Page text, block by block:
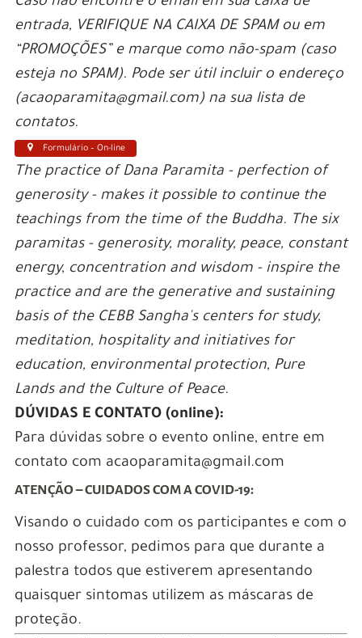
entrada, VERIFIQUE NA CAIXA DE SPAM ou em
“PROMOÇÕES” e marque como não-spam (caso
esteja no SPAM). Pode ser útil incluir o endereço
(acaoparamita@gmail.com) na sua lista de
contatos.
Formulário – On-line
The practice of Dana Paramita - perfection of
generosity - makes it possible to continue the
teachings from the time of the Buddha. The six
paramitas - generosity, morality, peace, constant
energy, concentration and wisdom - inspire the
practice and are the generative and sustaining
basis of the CEBB Sangha's centers for study,
meditation, hospitality and initiatives for
education, environmental protection, Pure
Lands and the Culture of Peace.
DÚVIDAS E CONTATO (online):
Para dúvidas sobre o evento online, entre em
contato com acaoparamita@gmail.com
ATENÇÃO – CUIDADOS COM A COVID-19:
Visando o cuidado com os participantes e com o
nosso professor, pedimos para que durante a
palestra todos que estiverem apresentando
quaisquer sintomas utilizem as máscaras de
proteção.